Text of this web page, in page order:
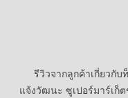
รีวิวจากลูกค้าเกี่ยวกับ
แจ้งวัฒนะ ซูเปอร์มาร์เ